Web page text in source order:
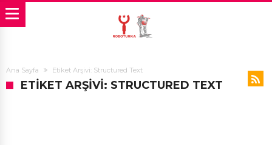
Ana Sayfa Etiket Arşivi: Structured Text
ETIKET ARŞIVI: STRUCTURED TEXT